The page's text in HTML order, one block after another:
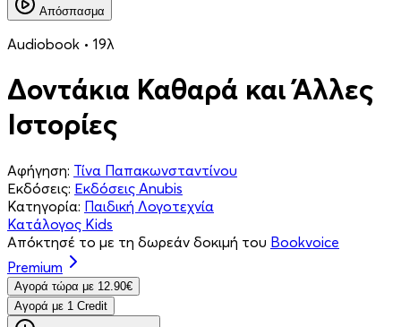
Απόσπασμα
Audiobook • 19λ
Δοντάκια Καθαρά και Άλλες
Ιστορίες
Αφήγηση: Τίνα Παπακωνσταντίνου
Εκδόσεις: Εκδόσεις Anubis
Κατηγορία: Παιδική Λογοτεχνία
Κατάλογος Kids
Απόκτησέ το με τη δωρεάν δοκιμή του Bookvoice
Premium
Aγορά τώρα με 12.90€
Aγορά με 1 Credit